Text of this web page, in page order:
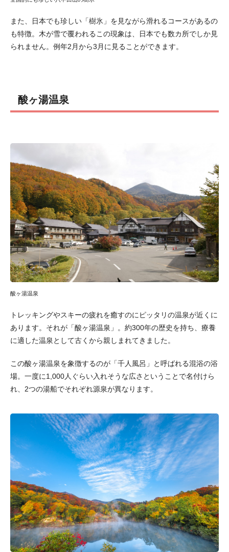
また、日本でも珍しい「樹氷」を見ながら滑れるコースがあるの
も特徴。木が雪で覆われるこの現象は、日本でも数カ所でしか見
られません。例年2月から3月に見ることができます。
酸ヶ湯温泉
酸ヶ湯温泉
トレッキングやスキーの疲れを癒すのにピッタリの温泉が近くに
あります。それが「酸ヶ湯温泉」。約300年の歴史を持ち、療養
に適した温泉として古くから親しまれてきました。
この酸ヶ湯温泉を象徴するのが「千人風呂」と呼ばれる混浴の浴
場。一度に1,000人ぐらい入れそうな広さということで名付けら
れ、2つの湯船でそれぞれ源泉が異なります。